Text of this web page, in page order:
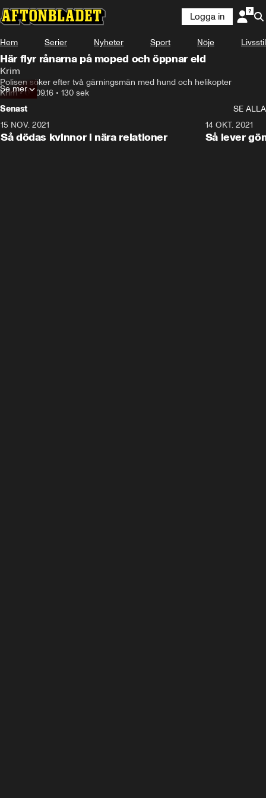
Logga in
Hem Serier Nyheter Sport Nöje Livsstil
Här flyr rånarna på moped och öppnar eld
Krim
Polisen söker efter två gärningsmän med hund och helikopter
Krim•03.09.16 • 130 sek
Se mer
Senast
SE ALLA
15 NOV. 2021
Så dödas kvinnor i nära relationer
14 OKT. 2021
Så lever